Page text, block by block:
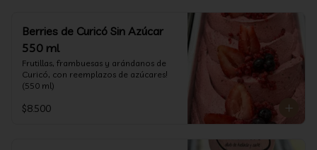
Berries de Curicó Sin Azúcar
550 ml
Frutillas, frambuesas y arándanos de
Curicó, con reemplazos de azúcares!
(550 ml)
$8.500